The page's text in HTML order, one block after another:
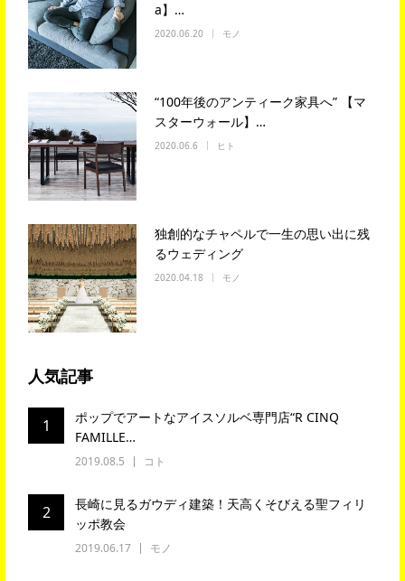
a】…
2020.06.20 モノ
“100年後のアンティーク家具へ” 【マ
スターウォール】…
2020.06.6 ヒト
独創的なチャペルで一生の思い出に残
るウェディング
2020.04.18 モノ
人気記事
1
ポップでアートなアイスソルベ専門店“R CINQ
FAMILLE…
2019.08.5 コト
2
長崎に見るガウディ建築！天高くそびえる聖フィリ
ッポ教会
2019.06.17 モノ